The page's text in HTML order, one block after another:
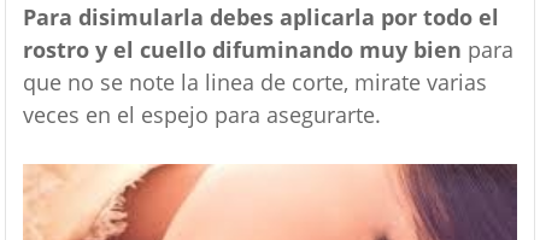
Para disimularla debes aplicarla por todo el
rostro y el cuello difuminando muy bien para
que no se note la linea de corte, mirate varias
veces en el espejo para asegurarte.